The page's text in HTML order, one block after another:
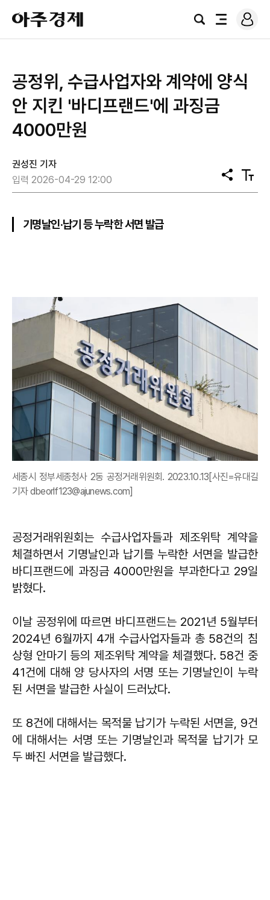
아
주
경
검
전
로
그
공정위, 수급사업자와 계약에 양식
안 지킨 '바디프랜드'에 과징금
4000만원
권성진 기자
입력 2026-04-29 12:00
공
유
텍
스
기명날인·납기 등 누락한 서면 발급
세종시 정부세종청사 2동 공정거래위원회. 2023.10.13[사진=유대길
기자 dbeorlf123@ajunews.com]
공정거래위원회는 수급사업자들과 제조위탁 계약을
체결하면서 기명날인과 납기를 누락한 서면을 발급한
바디프랜드에 과징금 4000만원을 부과한다고 29일
밝혔다.
이날 공정위에 따르면 바디프랜드는 2021년 5월부터
2024년 6월까지 4개 수급사업자들과 총 58건의 침
상형 안마기 등의 제조위탁 계약을 체결했다. 58건 중
41건에 대해 양 당사자의 서명 또는 기명날인이 누락
된 서면을 발급한 사실이 드러났다.
또 8건에 대해서는 목적물 납기가 누락된 서면을, 9건
에 대해서는 서명 또는 기명날인과 목적물 납기가 모
두 빠진 서면을 발급했다.